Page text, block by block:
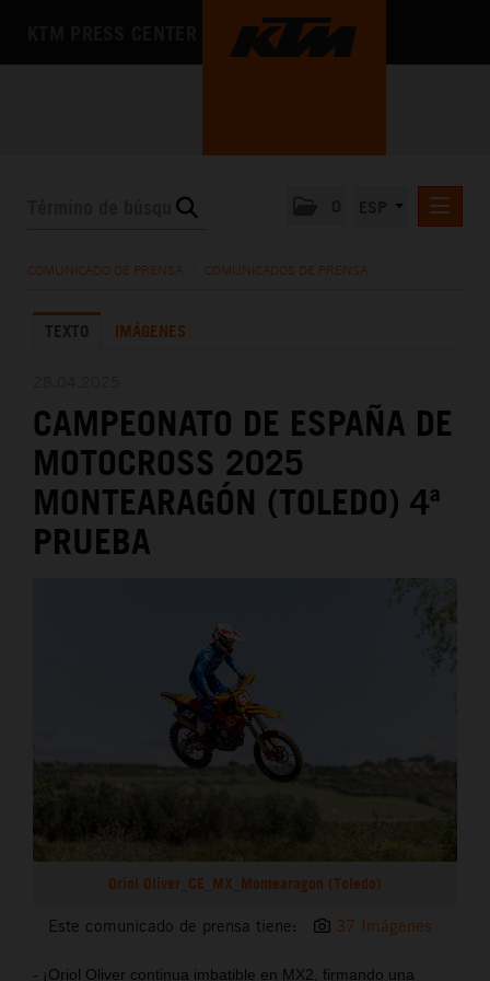
LA EMPRESA
COMUNICADO DE PRENSA COMUNICADOS DE PRENSA
TEXTO IMÁGENES
CAMPEONATO DE ESPAÑA DE
MOTOCROSS 2025
MONTEARAGÓN (TOLEDO) 4ª
PRUEBA
Oriol Oliver_CE_MX_Montearagon (Toledo)
Este comunicado de prensa tiene: 37 Imágenes
- ¡Oriol Oliver continua imbatible en MX2, firmando una